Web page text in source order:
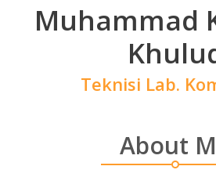
Muhammad
Teknisi Lab.
About